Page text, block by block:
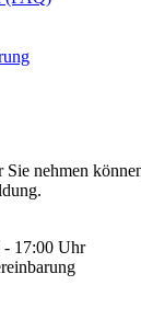
nehmen
- 17:00 Uhr